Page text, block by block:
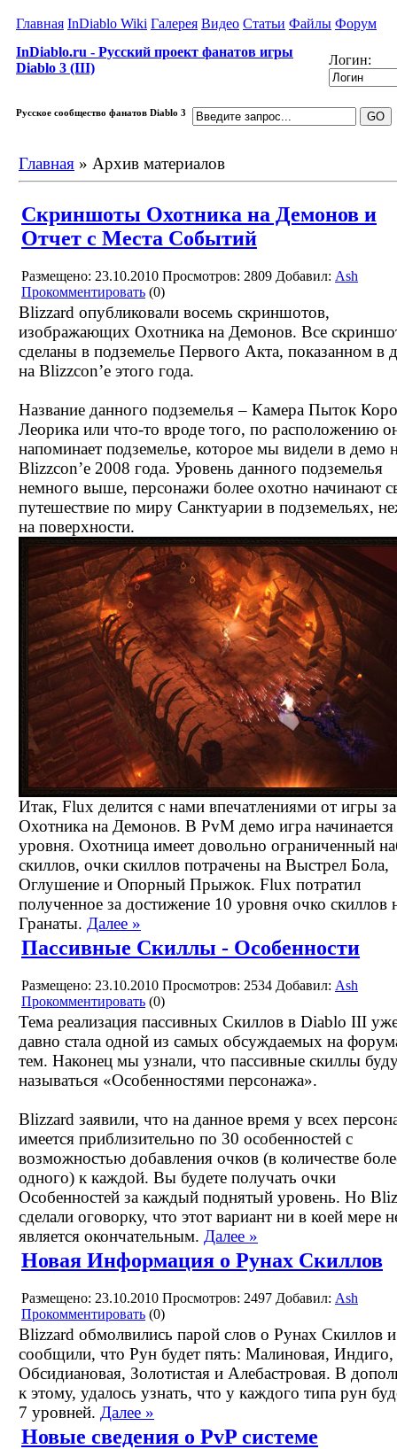
Главная InDiablo Wiki Галерея Видео Статьи Файлы Форум
InDiablo.ru - Русский проект фанатов игры
Diablo 3 (III)
Логин:
Русское сообщество фанатов Diablo 3
Главная » Архив материалов
Скриншоты Охотника на Демонов и
Отчет с Места Событий
Размещено: 23.10.2010 Просмотров: 2809 Добавил: Ash
Прокомментировать (0)
Blizzard опубликовали восемь скриншотов,
изображающих Охотника на Демонов. Все
сделаны в подземелье Первого Акта, показанном в
на Blizzcon’е этого года.
Название данного подземелья – Камера Пыток
Леорика или что-то вроде того, по расположению
напоминает подземелье, которое мы видели в демо
Blizzcon’е 2008 года. Уровень данного подземелья
немного выше, персонажи более охотно начинают
путешествие по миру Санктуарии в подземельях,
на поверхности.
Итак, Flux делится с нами впечатлениями от игры за
Охотника на Демонов. В PvM демо игра начинается
уровня. Охотница имеет довольно ограниченный
скиллов, очки скиллов потрачены на Выстрел Бола,
Оглушение и Опорный Прыжок. Flux потратил
полученное за достижение 10 уровня очко скиллов
Гранаты. Далее »
Пассивные Скиллы - Особенности
Размещено: 23.10.2010 Просмотров: 2534 Добавил: Ash
Прокомментировать (0)
Тема реализация пассивных Скиллов в Diablo III
давно стала одной из самых обсуждаемых на
тем. Наконец мы узнали, что пассивные скиллы
называться «Особенностями персонажа».
Blizzard заявили, что на данное время у всех
имеется приблизительно по 30 особенностей с
возможностью добавления очков (в количестве
одного) к каждой. Вы будете получать очки
Особенностей за каждый поднятый уровень. Но
сделали оговорку, что этот вариант ни в коей мере
является окончательным. Далее »
Новая Информация о Рунах Скиллов
Размещено: 23.10.2010 Просмотров: 2497 Добавил: Ash
Прокомментировать (0)
Blizzard обмолвились парой слов о Рунах Скиллов и
сообщили, что Рун будет пять: Малиновая, Индиго,
Обсидиановая, Золотистая и Алебастровая. В
к этому, удалось узнать, что у каждого типа рун
7 уровней. Далее »
Новые сведения о PvP системе